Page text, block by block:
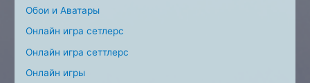
Обои и Аватары
Онлайн игра сетлерс
Онлайн игра сеттлерс
Онлайн игры